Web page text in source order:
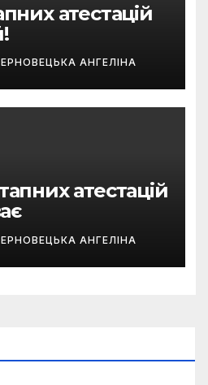
атестацій
АНГЕЛІНА
атестацій
АНГЕЛІНА